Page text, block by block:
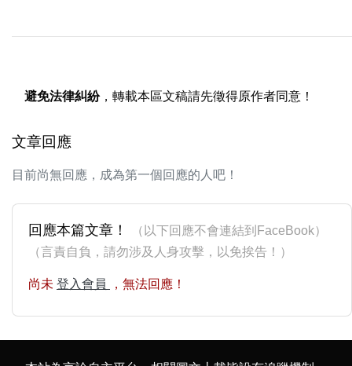
避免法律糾紛，轉載本區文稿請先徵得原作者同意！
文章回應
目前尚無回應，成為第一個回應的人吧！
回應本篇文章！
（以下回應不會連結到FaceBook）
（言責自負，請勿涉及人身攻擊，以免挨告！）
尚未 登入會員 ，無法回應！